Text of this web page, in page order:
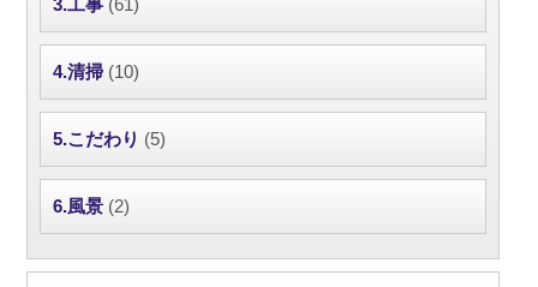
3.工事 (61)
4.清掃 (10)
5.こだわり (5)
6.風景 (2)